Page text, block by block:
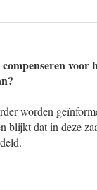
worden
dat in deze